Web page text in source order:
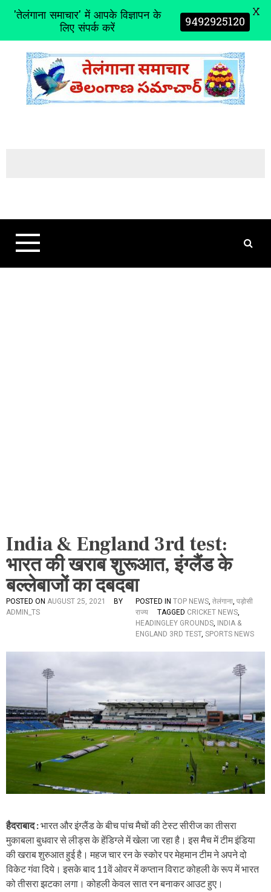
t
India & England 3rd test:
भारत की खराब शुरूआत, इंग्लैंड के
बल्लेबाजों का दबदबा
POSTED ON AUGUST 25, 2021
BY
ADMIN_TS
POSTED IN TOP NEWS, तेलंगाना, पड़ोसी
राज्य
TAGGED CRICKET NEWS,
HEADINGLEY GROUNDS,
INDIA &
ENGLAND 3RD TEST, SPORTS NEWS
हैदराबाद :भारत और इंग्लैंड के बीच पांच मैचों की टेस्ट सीरीज का तीसरा
मुकाबला बुधवार से लीड्स के हेंडिग्ले में खेला जा रहा है। इस मैच में टीम इंडिया
की खराब शुरुआत हुई है। महज चार रन के स्कोर पर मेहमान टीम ने अपने दो
विकेट गंवा दिये। इसके बाद 11वें ओवर में कप्तान विराट कोहली के रूप में भारत
को तीसरा झटका लगा। कोहली केवल सात रन बनाकर आउट हुए।
'तेलंगाना समाचार' में आपके विज्ञापन के
लिए संपर्क करें 9492925120 X